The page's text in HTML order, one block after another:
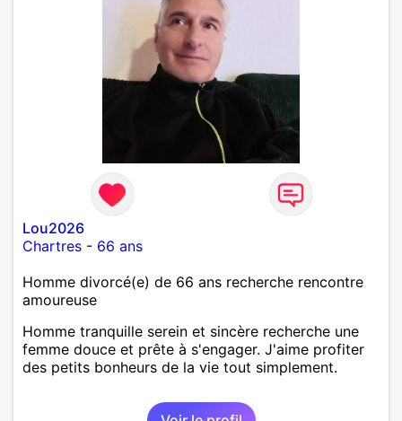
Lou2026
Chartres - 66 ans
Homme divorcé(e) de 66 ans recherche rencontre
amoureuse
Homme tranquille serein et sincère recherche une
femme douce et prête à s'engager. J'aime profiter
des petits bonheurs de la vie tout simplement.